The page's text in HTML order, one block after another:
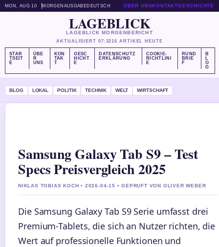
MON, AUG 10 MORGENAUSGABEDEUTSCH ÜBER UNSKONTAKTGESCHICHTE
LAGEBLICK
LAGEBLICK MORGENBERICHT
AKTUALISIERT 07:3216 ARTIKEL HEUTE
STAR
TSEIT
E
ÜBE
R
UNS
KON
TAK
T
GESC
HICHT
E
DATENSCHUTZ
ERKLÄRUNG
COOKIE-
RICHTLINI
E
RUND
BRIE
F
B
L
O
G
BLOG LOKAL POLITIK TECHNIK WELT WIRTSCHAFT
Samsung Galaxy Tab S9 – Test
Specs Preisvergleich 2025
NIKLAS TOBIAS KOCH • 2026-04-15 • GEPRUFT VON OLIVER WEBER
Die Samsung Galaxy Tab S9 Serie umfasst drei
Premium-Tablets, die sich an Nutzer richten, die
Wert auf professionelle Funktionen und